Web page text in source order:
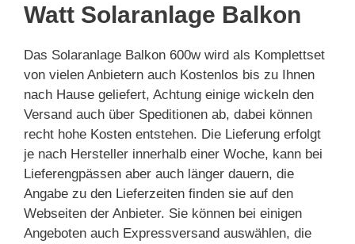
Watt Solaranlage Balkon
Das Solaranlage Balkon 600w wird als Komplettset
von vielen Anbietern auch Kostenlos bis zu Ihnen
nach Hause geliefert, Achtung einige wickeln den
Versand auch über Speditionen ab, dabei können
recht hohe Kosten entstehen. Die Lieferung erfolgt
je nach Hersteller innerhalb einer Woche, kann bei
Lieferengpässen aber auch länger dauern, die
Angabe zu den Lieferzeiten finden sie auf den
Webseiten der Anbieter. Sie können bei einigen
Angeboten auch Expressversand auswählen, die